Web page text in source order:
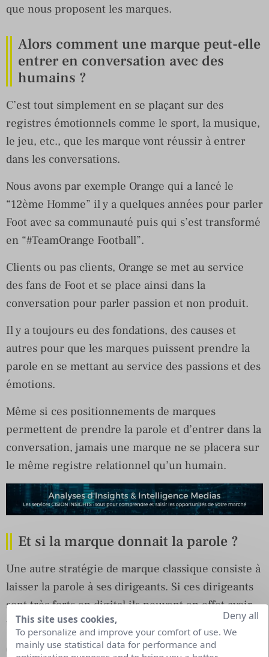
que nous proposent les marques.
Alors comment une marque peut-elle
entrer en conversation avec des
humains ?
C’est tout simplement en se plaçant sur des
registres émotionnels comme le sport, la musique,
le jeu, etc., que les marque vont réussir à entrer
dans les conversations.
Nous avons par exemple Orange qui a lancé le
“12ème Homme” il y a quelques années pour parler
Foot avec sa communauté puis qui s’est transformé
en “#TeamOrange Football”.
Clients ou pas clients, Orange se met au service
des fans de Foot et se place ainsi dans la
conversation pour parler passion et non produit.
Il y a toujours eu des fondations, des causes et
autres pour que les marques puissent prendre la
parole en se mettant au service des passions et des
émotions.
Même si ces positionnements de marques
permettent de prendre la parole et d’entrer dans la
conversation, jamais une marque ne se placera sur
le même registre relationnel qu’un humain.
Et si la marque donnait la parole ?
Une autre stratégie de marque classique consiste à
laisser la parole à ses dirigeants. Si ces dirigeants
sont très forts en digital ils peuvent en effet avoir
une forte présence.
Cependant, les dirigeants prennent généralement
This site uses cookies,
To personalize and improve your comfort of use. We
mainly use statistical data for performance and
Deny all